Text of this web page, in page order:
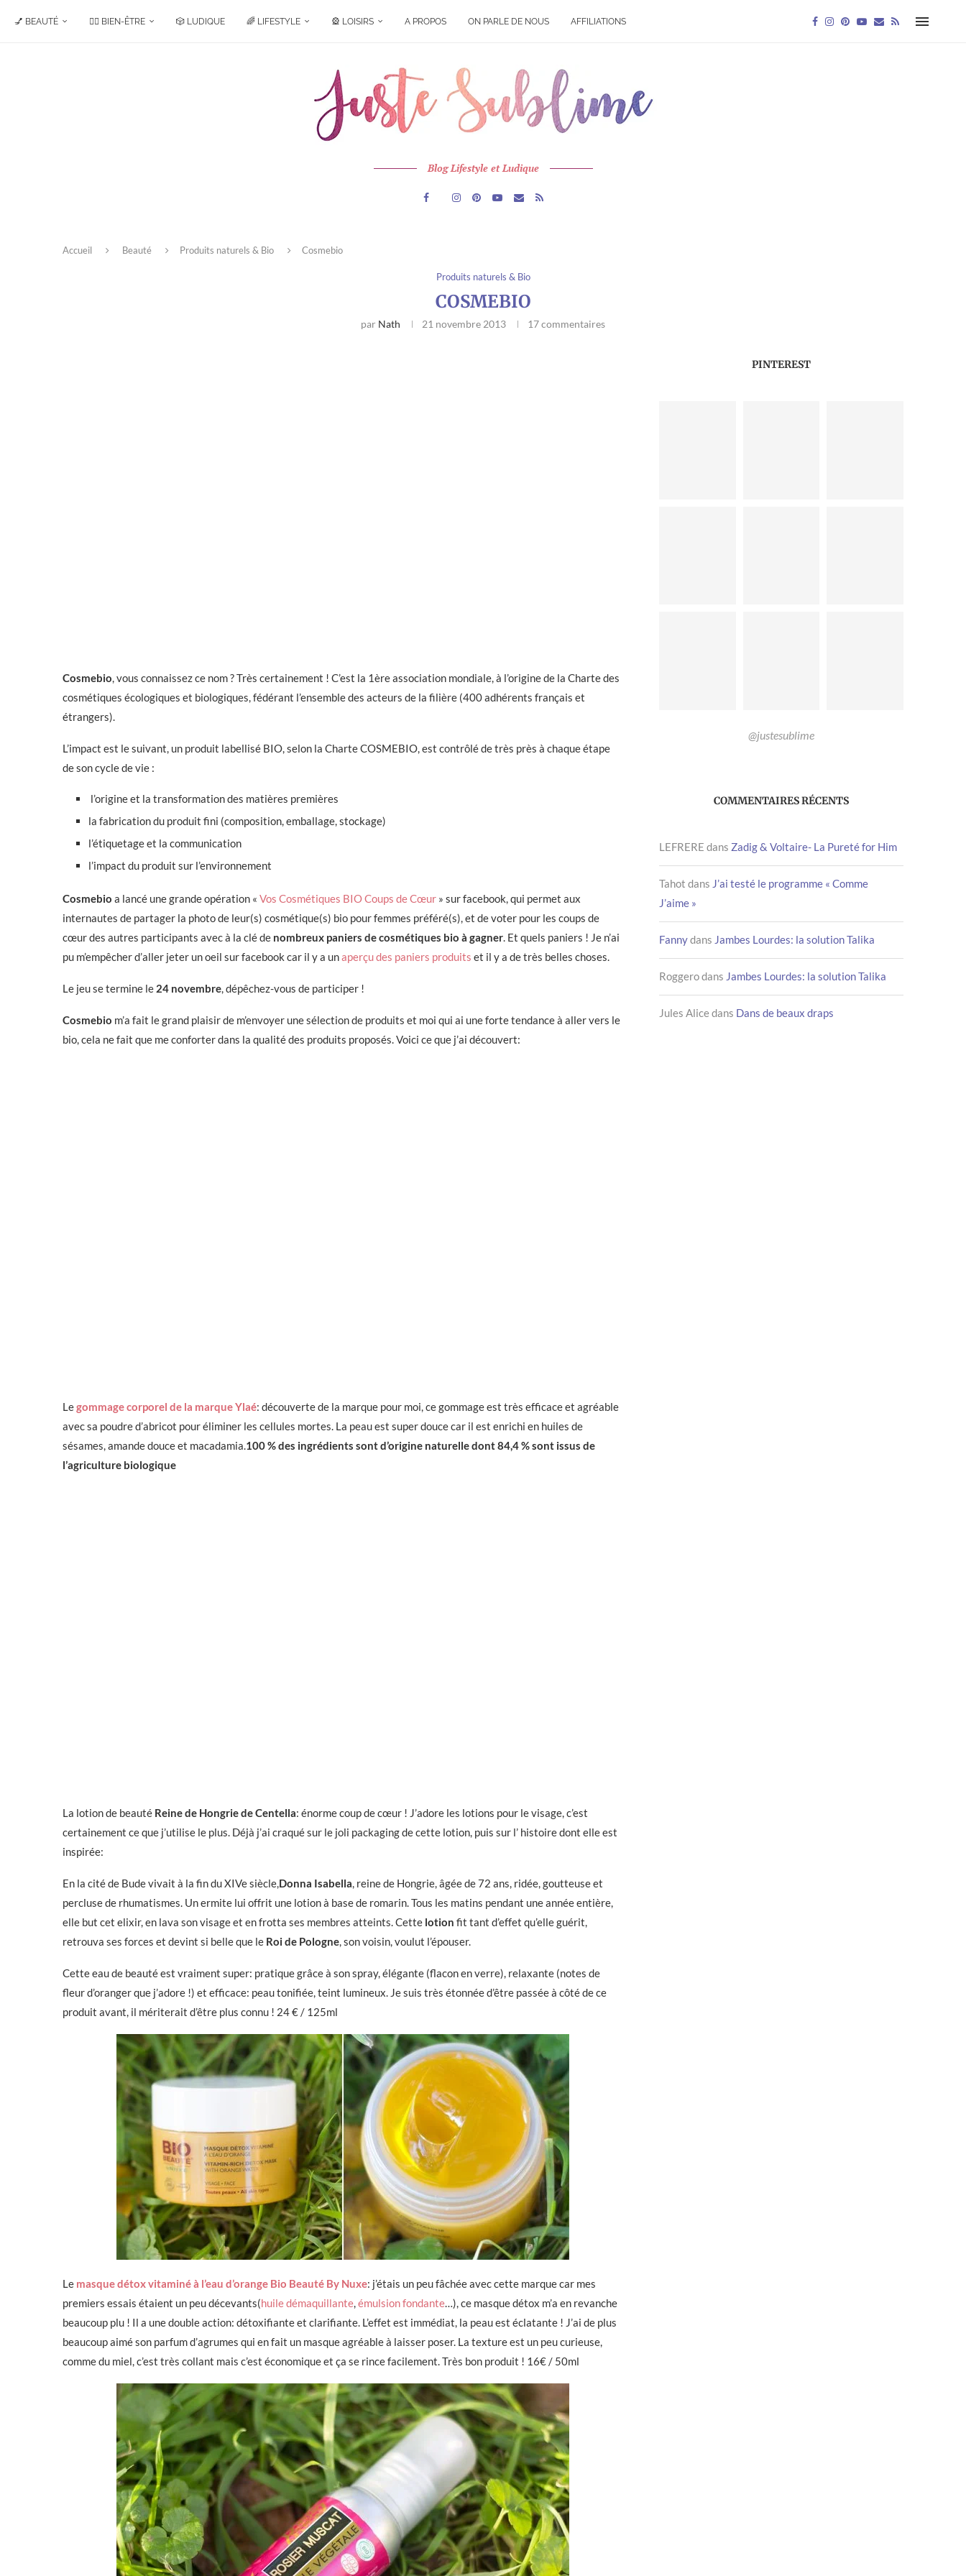
💅 BEAUTÉ 🧘‍♀️ BIEN-ÊTRE 🎲 LUDIQUE 🌈 LIFESTYLE 🎡 LOISIRS A PROPOS ON PARLE DE NOUS AFFILIATIONS
Blog Lifestyle et Ludique
Accueil Beauté Produits naturels & Bio Cosmebio
Produits naturels & Bio
COSMEBIO
par Nath 21 novembre 2013 17 commentaires
Cosmebio, vous connaissez ce nom ? Très certainement ! C’est la 1ère association mondiale, à l’origine de la Charte des
cosmétiques écologiques et biologiques, fédérant l’ensemble des acteurs de la filière (400 adhérents français et
étrangers).
L’impact est le suivant, un produit labellisé BIO, selon la Charte COSMEBIO, est contrôlé de très près à chaque étape
de son cycle de vie :
l’origine et la transformation des matières premières
la fabrication du produit fini (composition, emballage, stockage)
l’étiquetage et la communication
l’impact du produit sur l’environnement
Cosmebio a lancé une grande opération « Vos Cosmétiques BIO Coups de Cœur » sur facebook, qui permet aux
internautes de partager la photo de leur(s) cosmétique(s) bio pour femmes préféré(s), et de voter pour les coups de
cœur des autres participants avec à la clé de nombreux paniers de cosmétiques bio à gagner. Et quels paniers ! Je n’ai
pu m’empêcher d’aller jeter un oeil sur facebook car il y a unaperçu des paniers produits et il y a de très belles choses.
Le jeu se termine le 24 novembre, dépêchez-vous de participer !
Cosmebio m’a fait le grand plaisir de m’envoyer une sélection de produits et moi qui ai une forte tendance à aller vers le
bio, cela ne fait que me conforter dans la qualité des produits proposés. Voici ce que j’ai découvert:
Legommage corporel de la marque Ylaé: découverte de la marque pour moi, ce gommage est très efficace et agréable
avec sa poudre d’abricot pour éliminer les cellules mortes. La peau est super douce car il est enrichi en huiles de
sésames, amande douce et macadamia.100 % des ingrédients sont d’origine naturelle dont 84,4 % sont issus de
l’agriculture biologique
La lotion de beauté Reine de Hongrie de Centella: énorme coup de cœur ! J’adore les lotions pour le visage, c’est
certainement ce que j’utilise le plus. Déjà j’ai craqué sur le joli packaging de cette lotion, puis sur l’ histoire dont elle est
inspirée:
En la cité de Bude vivait à la fin du XIVe siècle,Donna Isabella, reine de Hongrie, âgée de 72 ans, ridée, goutteuse et
percluse de rhumatismes. Un ermite lui offrit une lotion à base de romarin. Tous les matins pendant une année entière,
elle but cet elixir, en lava son visage et en frotta ses membres atteints. Cette lotion fit tant d’effet qu’elle guérit,
retrouva ses forces et devint si belle que le Roi de Pologne, son voisin, voulut l’épouser.
Cette eau de beauté est vraiment super: pratique grâce à son spray, élégante (flacon en verre), relaxante (notes de
fleur d’oranger que j’adore !) et efficace: peau tonifiée, teint lumineux. Je suis très étonnée d’être passée à côté de ce
produit avant, il mériterait d’être plus connu ! 24 € / 125ml
Le masque détox vitaminé à l’eau d’orange Bio Beauté By Nuxe: j’étais un peu fâchée avec cette marque car mes
premiers essais étaient un peu décevants(huile démaquillante,émulsion fondante…), ce masque détox m’a en revanche
beaucoup plu ! Il a une double action: détoxifiante et clarifiante. L’effet est immédiat, la peau est éclatante ! J’ai de plus
beaucoup aimé son parfum d’agrumes qui en fait un masque agréable à laisser poser. La texture est un peu curieuse,
comme du miel, c’est très collant mais c’est économique et ça se rince facilement. Très bon produit ! 16€ / 50ml
PINTEREST
@justesublime
COMMENTAIRES RÉCENTS
LEFRERE dans Zadig & Voltaire- La Pureté for Him
Tahot dans J’ai testé le programme « Comme
J’aime »
Fannydans Jambes Lourdes: la solution Talika
Roggerodans Jambes Lourdes: la solution Talika
Jules Alicedans Dans de beaux draps